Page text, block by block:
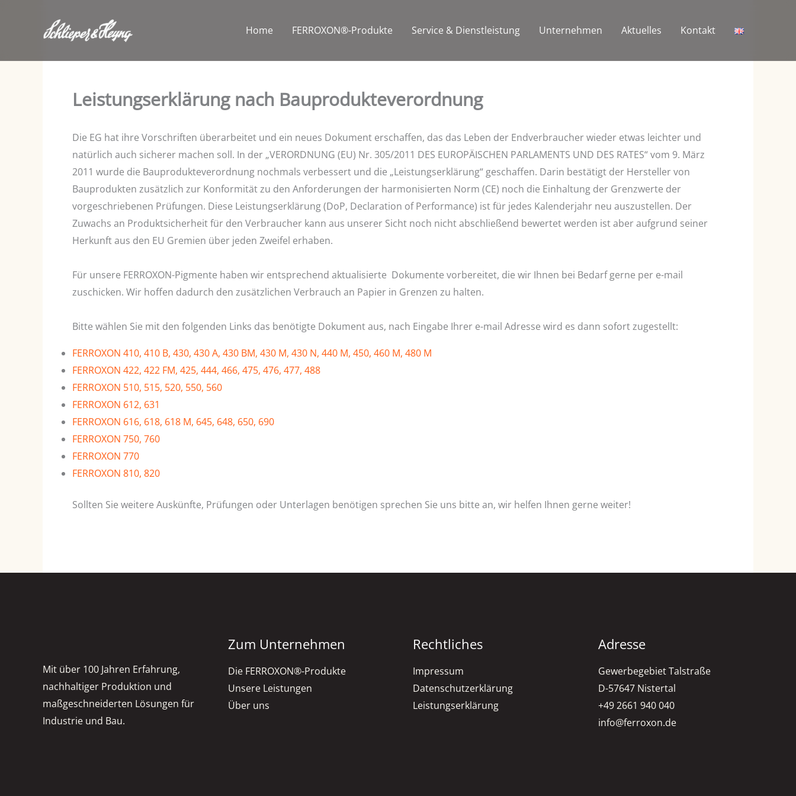
Home FERROXON®-Produkte Service & Dienstleistung Unternehmen Aktuelles Kontakt
Leistungserklärung nach Bauprodukteverordnung
Die EG hat ihre Vorschriften überarbeitet und ein neues Dokument erschaffen, das das Leben der Endverbraucher wieder etwas leichter und
natürlich auch sicherer machen soll. In der „VERORDNUNG (EU) Nr. 305/2011 DES EUROPÄISCHEN PARLAMENTS UND DES RATES“ vom 9. März
2011 wurde die Bauprodukteverordnung nochmals verbessert und die „Leistungserklärung“ geschaffen. Darin bestätigt der Hersteller von
Bauprodukten zusätzlich zur Konformität zu den Anforderungen der harmonisierten Norm (CE) noch die Einhaltung der Grenzwerte der
vorgeschriebenen Prüfungen. Diese Leistungserklärung (DoP, Declaration of Performance) ist für jedes Kalenderjahr neu auszustellen. Der
Zuwachs an Produktsicherheit für den Verbraucher kann aus unserer Sicht noch nicht abschließend bewertet werden ist aber aufgrund seiner
Herkunft aus den EU Gremien über jeden Zweifel erhaben.
Für unsere FERROXON-Pigmente haben wir entsprechend aktualisierte Dokumente vorbereitet, die wir Ihnen bei Bedarf gerne per e-mail
zuschicken. Wir hoffen dadurch den zusätzlichen Verbrauch an Papier in Grenzen zu halten.
Bitte wählen Sie mit den folgenden Links das benötigte Dokument aus, nach Eingabe Ihrer e-mail Adresse wird es dann sofort zugestellt:
FERROXON 410, 410 B, 430, 430 A, 430 BM, 430 M, 430 N, 440 M, 450, 460 M, 480 M
FERROXON 422, 422 FM, 425, 444, 466, 475, 476, 477, 488
FERROXON 510, 515, 520, 550, 560
FERROXON 612, 631
FERROXON 616, 618, 618 M, 645, 648, 650, 690
FERROXON 750, 760
FERROXON 770
FERROXON 810, 820
Sollten Sie weitere Auskünfte, Prüfungen oder Unterlagen benötigen sprechen Sie uns bitte an, wir helfen Ihnen gerne weiter!
Mit über 100 Jahren Erfahrung,
nachhaltiger Produktion und
maßgeschneiderten Lösungen für
Industrie und Bau.
Zum Unternehmen
Die FERROXON®-Produkte
Unsere Leistungen
Über uns
Rechtliches
Impressum
Datenschutzerklärung
Leistungserklärung
Adresse
Gewerbegebiet Talstraße
D-57647 Nistertal
+49 2661 940 040
info@ferroxon.de